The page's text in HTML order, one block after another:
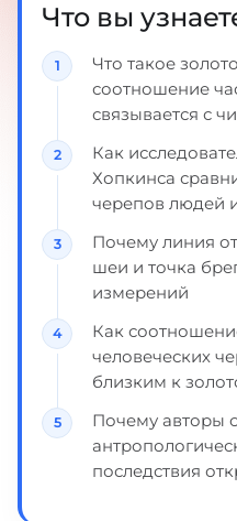
Что вы
Что такое
соотношение
связывается с
Как
Хопкинса
черепов людей
Почему линия
шеи и точка
измерений
Как
человеческих
близким к
Почему авторы
последствия